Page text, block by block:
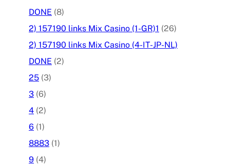
DONE (8)
2) 157190 links Mix Casino (1-GR)1 (26)
2) 157190 links Mix Casino (4-IT-JP-NL)
DONE (2)
25 (3)
3 (6)
4 (2)
6 (1)
8883 (1)
9 (4)